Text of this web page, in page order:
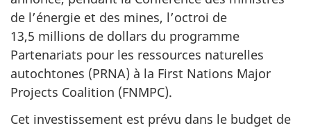
de l’énergie et des mines, l’octroi de
13,5 millions de dollars du programme
Partenariats pour les ressources naturelles
autochtones (PRNA) à la First Nations Major
Projects Coalition (FNMPC).
Cet investissement est prévu dans le budget de